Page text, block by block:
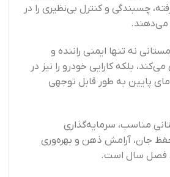
چسبندگی و کنترل بی‌نظیری را در
می‌دهند.
نه تنها ایمنی راننده و
بلکه کارایی خودرو را نیز در
پایین به طور قابل توجهی
مناسب، سرمایه‌گذاری
جان، آرامش ذهن و بهره‌وری
فصل سال است.